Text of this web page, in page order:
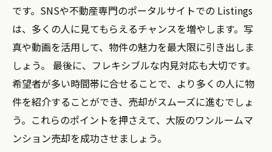
です。SNSや不動産専門のポータルサイトでの Listings
は、多くの人に見てもらえるチャンスを増やします。写
真や動画を活用して、物件の魅力を最大限に引き出しま
しょう。 最後に、フレキシブルな内見対応も大切です。
希望者が多い時間帯に合せることで、より多くの人に物
件を紹介することができ、売却がスムーズに進むでしょ
う。これらのポイントを押さえて、大阪のワンルームマ
ンション売却を成功させましょう。